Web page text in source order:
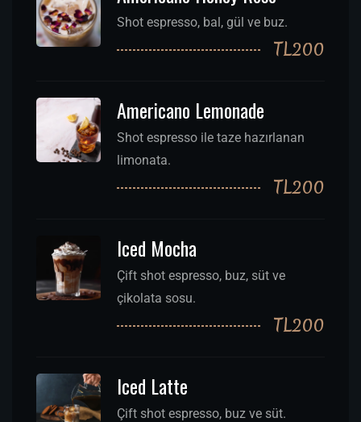
Shot espresso, bal, gül ve buz.
TL200
Americano Lemonade
Shot espresso ile taze hazırlanan
limonata.
TL200
Iced Mocha
Çift shot espresso, buz, süt ve
çikolata sosu.
TL200
Iced Latte
Çift shot espresso, buz ve süt.